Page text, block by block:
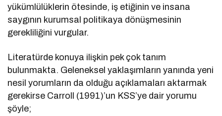
yükümlülüklerin ötesinde, iş etiğinin ve insana
saygının kurumsal politikaya dönüşmesinin
gerekliliğini vurgular.
Literatürde konuya ilişkin pek çok tanım
bulunmakta. Geleneksel yaklaşımların yanında yeni
nesil yorumların da olduğu açıklamaları aktarmak
gerekirse Carroll (1991)’un KSS’ye dair yorumu
şöyle;